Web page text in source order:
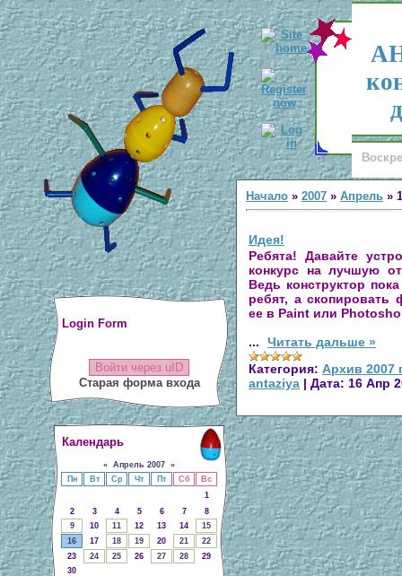
Login Form
Войти через uID
Старая форма входа
Календарь
« Апрель 2007 »
Пн
Вт Ср Чт Пт Сб
Вс
1
2
3 4 5 6 7
8
9
10 11 12 13 14
15
16
17 18 19 20 21
22
23
24 25 26 27 28
29
30
Начало » 2007 » Апрель »
Идея!
Ребята! Давайте
конкурс на лучшую
Ведь конструктор
ребят, а
ее в Paint или
...
Читать дальше »
Категория: Архив 2007
antaziya | Дата: 16 Апр